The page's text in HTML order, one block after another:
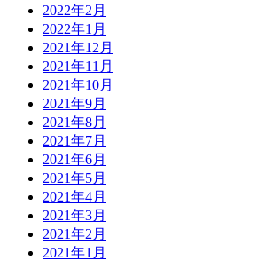
2022年2月
2022年1月
2021年12月
2021年11月
2021年10月
2021年9月
2021年8月
2021年7月
2021年6月
2021年5月
2021年4月
2021年3月
2021年2月
2021年1月